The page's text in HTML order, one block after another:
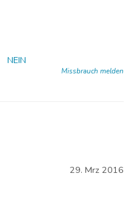
NEIN
Missbrauch melden
29. Mrz 2016